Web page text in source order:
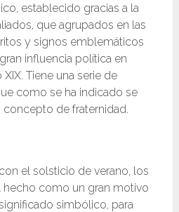
establecido gracias a la
que agrupados en las
y signos emblemáticos
influencia política en
Tiene una serie de
como se ha indicado se
de fraternidad.
el solsticio de verano, los
hecho como un gran motivo
simbólico, para